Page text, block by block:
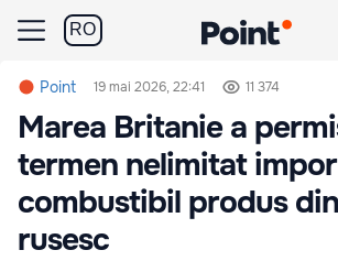
RO
Point 19 mai 2026, 22:41 11 374
Marea Britanie a
termen nelimitat
combustibil produs
rusesc